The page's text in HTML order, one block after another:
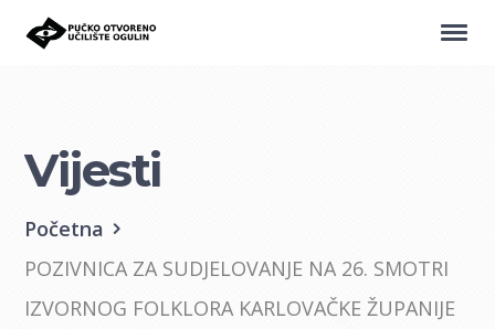
Vijesti
Početna
POZIVNICA ZA SUDJELOVANJE NA 26. SMOTRI
IZVORNOG FOLKLORA KARLOVAČKE ŽUPANIJE